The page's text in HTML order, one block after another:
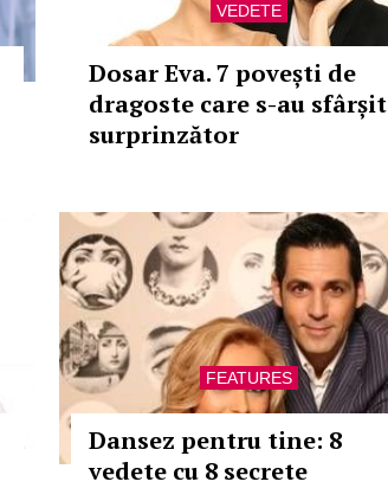
VEDETE
Dosar Eva. 7 povești de
dragoste care s-au sfârșit
surprinzător
FEATURES
Dansez pentru tine: 8
vedete cu 8 secrete